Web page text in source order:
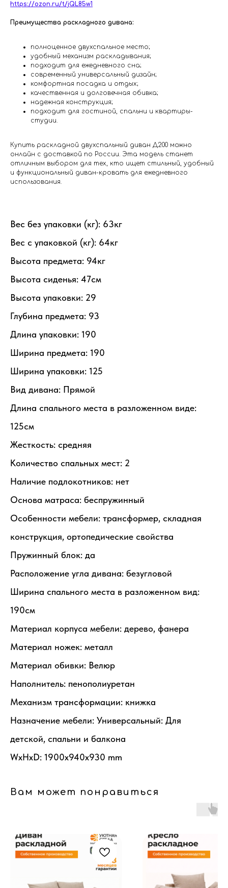
https://ozon.ru/t/jQL85w1
Преимущества раскладного дивана:
полноценное двухспальное место;
удобный механизм раскладывания;
подходит для ежедневного сна;
современный универсальный дизайн;
комфортная посадка и отдых;
качественная и долговечная обивка;
надежная конструкция;
подходит для гостиной, спальни и квартиры-
студии.
Купить раскладной двухспальный диван Д200 можно
онлайн с доставкой по России. Эта модель станет
отличным выбором для тех, кто ищет стильный, удобный
и функциональный диван-кровать для ежедневного
использования.
Вес без упаковки (кг): 63кг
Вес с упаковкой (кг): 64кг
Высота предмета: 94кг
Высота сиденья: 47см
Высота упаковки: 29
Глубина предмета: 93
Длина упаковки: 190
Ширина предмета: 190
Ширина упаковки: 125
Вид дивана: Прямой
Длина спального места в разложенном виде:
125см
Жесткость: средняя
Количество спальных мест: 2
Наличие подлокотников: нет
Основа матраса: беспружинный
Особенности мебели: трансформер, складная
конструкция, ортопедические свойства
Пружинный блок: да
Расположение угла дивана: безугловой
Ширина спального места в разложенном вид:
190см
Материал корпуса мебели: дерево, фанера
Материал ножек: металл
Материал обивки: Велюр
Наполнитель: пенополиуретан
Механизм трансформации: книжка
Назначение мебели: Универсальный: Для
детской, спальни и балкона
WxHxD: 1900x940x930 mm
Вам может понравиться